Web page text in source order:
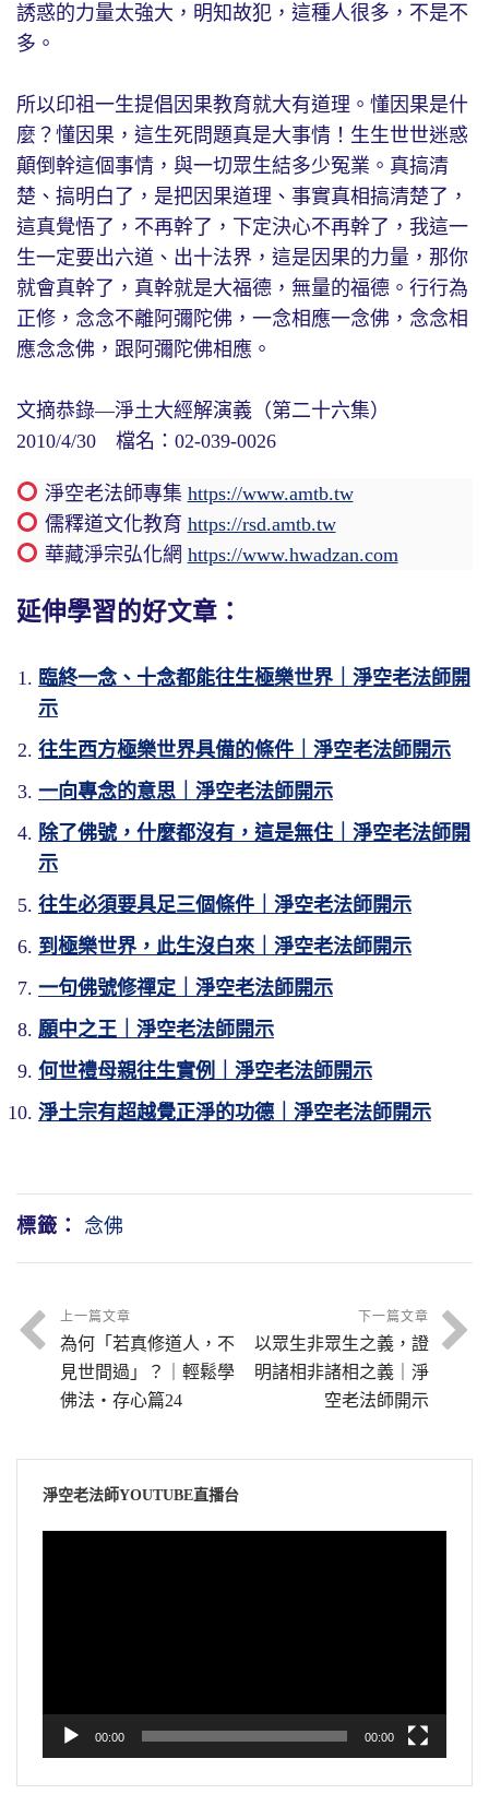
誘惑的力量太強大，明知故犯，這種人很多，不是不
多。
所以印祖一生提倡因果教育就大有道理。懂因果是什
麼？懂因果，這生死問題真是大事情！生生世世迷惑
顛倒幹這個事情，與一切眾生結多少冤業。真搞清
楚、搞明白了，是把因果道理、事實真相搞清楚了，
這真覺悟了，不再幹了，下定決心不再幹了，我這一
生一定要出六道、出十法界，這是因果的力量，那你
就會真幹了，真幹就是大福德，無量的福德。行行為
正修，念念不離阿彌陀佛，一念相應一念佛，念念相
應念念佛，跟阿彌陀佛相應。
文摘恭錄—淨土大經解演義（第二十六集）
2010/4/30 檔名：02-039-0026
淨空老法師專集 https://www.amtb.tw
儒釋道文化教育 https://rsd.amtb.tw
華藏淨宗弘化網 https://www.hwadzan.com
延伸學習的好文章：
臨終一念、十念都能往生極樂世界｜淨空老法師開
示
往生西方極樂世界具備的條件｜淨空老法師開示
一向專念的意思｜淨空老法師開示
除了佛號，什麼都沒有，這是無住｜淨空老法師開
示
往生必須要具足三個條件｜淨空老法師開示
到極樂世界，此生沒白來｜淨空老法師開示
一句佛號修禪定｜淨空老法師開示
願中之王｜淨空老法師開示
何世禮母親往生實例｜淨空老法師開示
淨土宗有超越覺正淨的功德｜淨空老法師開示
標籤： 念佛
上一篇文章
為何「若真修道人，不
見世間過」？｜輕鬆學
佛法・存心篇24
下一篇文章
以眾生非眾生之義，證
明諸相非諸相之義｜淨
空老法師開示
淨空老法師YOUTUBE直播台
00:00 00:00